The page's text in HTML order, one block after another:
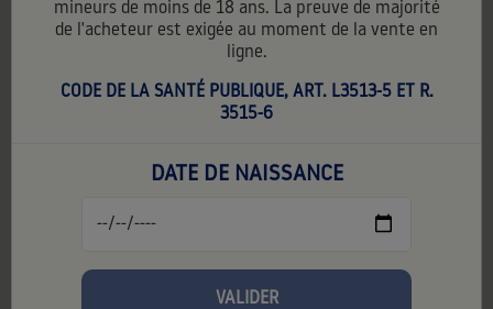
mineurs de moins de 18 ans. La preuve de majorité
de l'acheteur est exigée au moment de la vente en
ligne.
CODE DE LA SANTÉ PUBLIQUE, ART. L3513-5 ET R.
3515-6
DATE DE NAISSANCE
VALIDER
Contenance: